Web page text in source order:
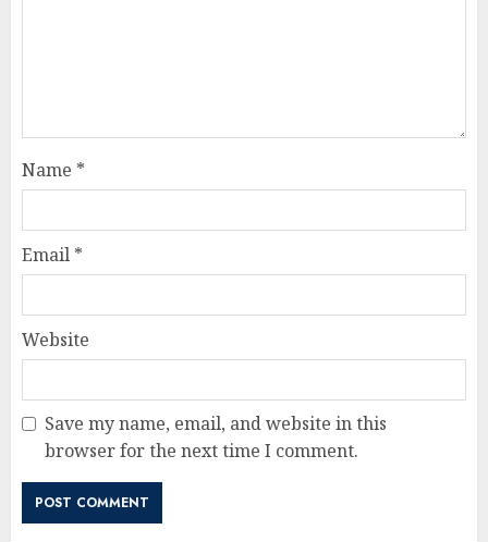
Name *
Email *
Website
Save my name, email, and website in this
browser for the next time I comment.